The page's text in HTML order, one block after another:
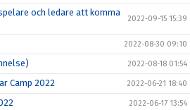
och ledare att komma
2022-09-15 15:39
2022-08-30 09:10
2022-08-18 01:54
Camp 2022 2022-06-21 18:40
2022-06-17 13:54